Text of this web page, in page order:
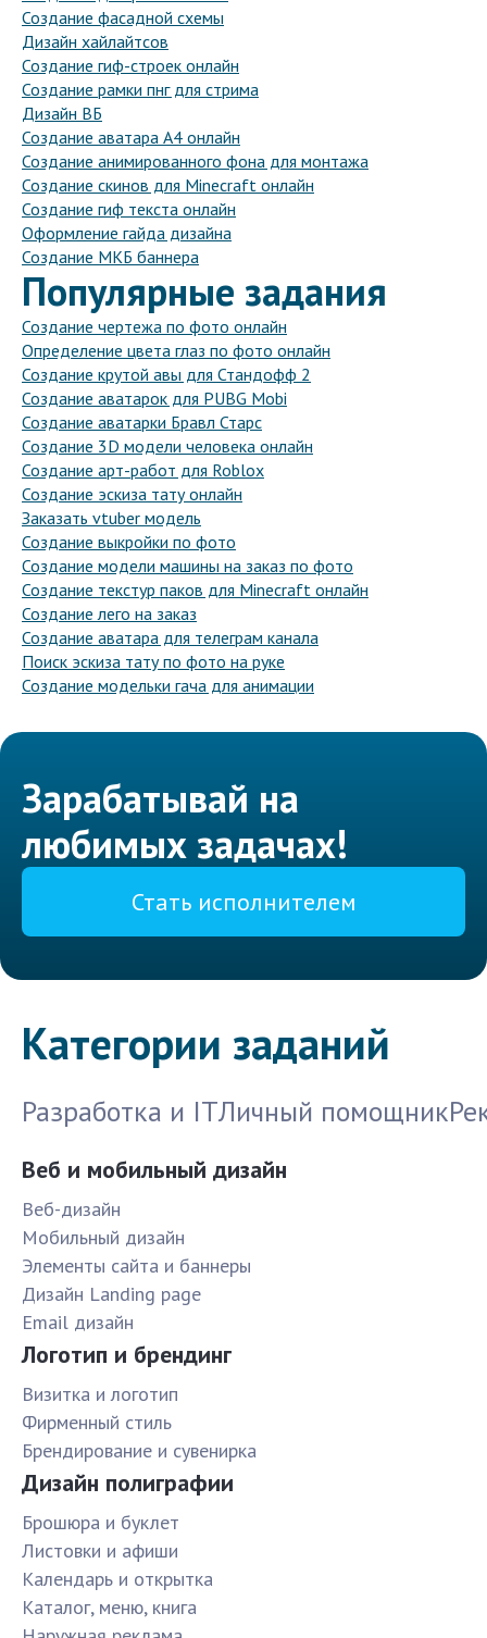
Создание фасадной схемы
Дизайн хайлайтсов
Создание гиф-строек онлайн
Создание рамки пнг для стрима
Дизайн ВБ
Создание аватара А4 онлайн
Создание анимированного фона для монтажа
Создание скинов для Minecraft онлайн
Создание гиф текста онлайн
Оформление гайда дизайна
Создание МКБ баннера
Популярные задания
Создание чертежа по фото онлайн
Определение цвета глаз по фото онлайн
Создание крутой авы для Стандофф 2
Создание аватарок для PUBG Mobi
Создание аватарки Бравл Старс
Создание 3D модели человека онлайн
Создание арт-работ для Roblox
Создание эскиза тату онлайн
Заказать vtuber модель
Создание выкройки по фото
Создание модели машины на заказ по фото
Создание текстур паков для Minecraft онлайн
Создание лего на заказ
Создание аватара для телеграм канала
Поиск эскиза тату по фото на руке
Создание модельки гача для анимации
Зарабатывай на
любимых задачах!
Стать исполнителем
Категории заданий
Разработка и ITЛичный помощник
Веб и мобильный дизайн
Веб-дизайн
Мобильный дизайн
Элементы сайта и баннеры
Дизайн Landing page
Email дизайн
Логотип и брендинг
Визитка и логотип
Фирменный стиль
Брендирование и сувенирка
Дизайн полиграфии
Брошюра и буклет
Листовки и афиши
Календарь и открытка
Каталог, меню, книга